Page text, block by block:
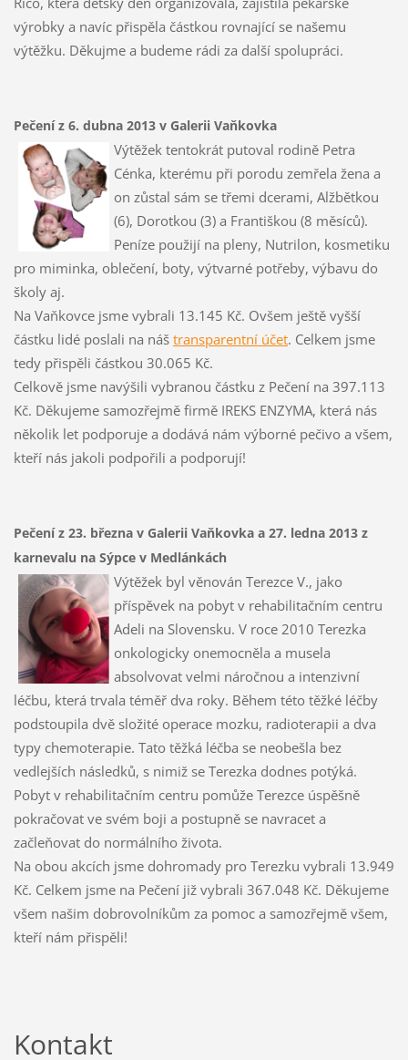
výrobky a navíc přispěla částkou rovnající se našemu
výtěžku. Děkujme a budeme rádi za další spolupráci.
Pečení z 6. dubna 2013 v Galerii Vaňkovka
Výtěžek tentokrát putoval rodině Petra
Cénka, kterému při porodu zemřela žena a
on zůstal sám se třemi dcerami, Alžbětkou
(6), Dorotkou (3) a Františkou (8 měsíců).
Peníze použijí na pleny, Nutrilon, kosmetiku
pro miminka, oblečení, boty, výtvarné potřeby, výbavu do
školy aj.
Na Vaňkovce jsme vybrali 13.145 Kč. Ovšem ještě vyšší
částku lidé poslali na náš transparentní účet. Celkem jsme
tedy přispěli částkou 30.065 Kč.
Celkově jsme navýšili vybranou částku z Pečení na 397.113
Kč. Děkujeme samozřejmě firmě IREKS ENZYMA, která nás
několik let podporuje a dodává nám výborné pečivo a všem,
kteří nás jakoli podpořili a podporují!
Pečení z 23. března v Galerii Vaňkovka a 27. ledna 2013 z
karnevalu na Sýpce v Medlánkách
Výtěžek byl věnován Terezce V., jako
příspěvek na pobyt v rehabilitačním centru
Adeli na Slovensku. V roce 2010 Terezka
onkologicky onemocněla a musela
absolvovat velmi náročnou a intenzivní
léčbu, která trvala téměř dva roky. Během této těžké léčby
podstoupila dvě složité operace mozku, radioterapii a dva
typy chemoterapie. Tato těžká léčba se neobešla bez
vedlejších následků, s nimiž se Terezka dodnes potýká.
Pobyt v rehabilitačním centru pomůže Terezce úspěšně
pokračovat ve svém boji a postupně se navracet a
začleňovat do normálního života.
Na obou akcích jsme dohromady pro Terezku vybrali 13.949
Kč. Celkem jsme na Pečení již vybrali 367.048 Kč. Děkujeme
všem našim dobrovolníkům za pomoc a samozřejmě všem,
kteří nám přispěli!
Kontakt